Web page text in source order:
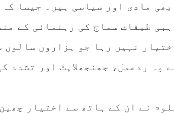
مادی اور سیاسی ہیں۔ جیسا
طبقات سماج کی رہنمائی کے
نہیں رہا جو ہزاروں سالوں
وہ ردعمل، جھنجھلاہٹ اور تشدد
نے ان کے ہاتھ سے اختیار